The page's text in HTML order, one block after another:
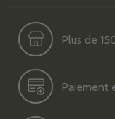
Plus de
Paiement